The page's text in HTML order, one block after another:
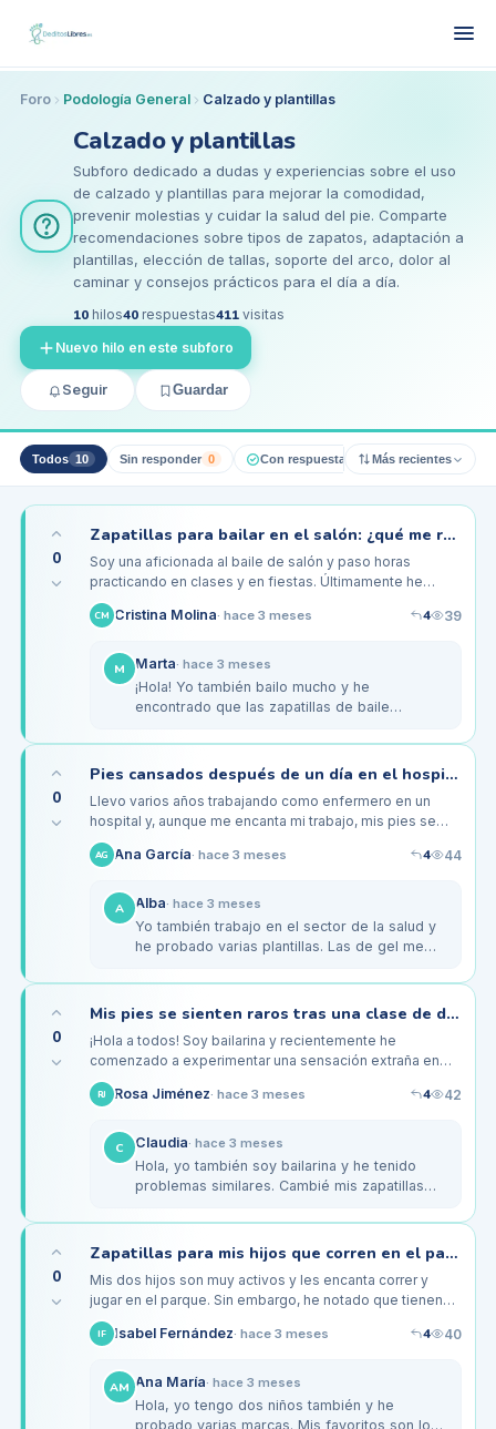
Foro Podología General Calzado y plantillas
Calzado y plantillas
Subforo dedicado a dudas y experiencias sobre el uso
de calzado y plantillas para mejorar la comodidad,
prevenir molestias y cuidar la salud del pie. Comparte
recomendaciones sobre tipos de zapatos, adaptación a
plantillas, elección de tallas, soporte del arco, dolor al
caminar y consejos prácticos para el día a día.
10hilos40respuestas411visitas
Nuevo hilo en este subforo
Seguir Guardar
Todos 10 Sin responder 0 Con respuesta pro 0 Resueltos
Más recientes
0
Zapatillas para bailar en el salón: ¿qué me recomiendan para evitar lesiones?
Soy una aficionada al baile de salón y paso horas
practicando en clases y en fiestas. Últimamente he
notado que después de bailar, mis pies se sienten
adoloridos y cansados. Me…
CM Cristina Molina· hace 3 meses 4 39
M Marta· hace 3 meses
¡Hola! Yo también bailo mucho y he
encontrado que las zapatillas de baile
marca Bloch son bastante buenas por su…
0
Pies cansados después de un día en el hospital: ¿cuáles son las mejores plantillas?
Llevo varios años trabajando como enfermero en un
hospital y, aunque me encanta mi trabajo, mis pies se
sienten agotados al final de cada turno. He probado
diferentes tipos de…
AG Ana García· hace 3 meses 4 44
A Alba· hace 3 meses
Yo también trabajo en el sector de la salud y
he probado varias plantillas. Las de gel me
Las de la marca Dr.…
0
Mis pies se sienten raros tras una clase de danza, ¿será el calzado?
¡Hola a todos! Soy bailarina y recientemente he
comenzado a experimentar una sensación extraña en
mis pies después de las clases, especialmente en el
arco y los dedos. He estado…
RJ Rosa Jiménez· hace 3 meses 4 42
C Claudia· hace 3 meses
Hola, yo también soy bailarina y he tenido
problemas similares. Cambié mis zapatillas
acolchadas y me han ayudado a…
0
Zapatillas para mis hijos que corren en el parque, ¿alguna recomendación?
Mis dos hijos son muy activos y les encanta correr y
jugar en el parque. Sin embargo, he notado que tienen
los pies un poco planos y a veces se quejan de dolor
después de jugar.…
IF Isabel Fernández· hace 3 meses 4 40
AM Ana María· hace 3 meses
Hola, yo tengo dos niños también y he
probado varias marcas. Mis favoritos son los